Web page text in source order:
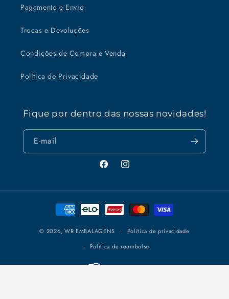
Pagamento e Envio
Trocas e Devoluções
Condições de Compra e Venda
Política de Privacidade
Fique por dentro das nossas novidades!
E-mail
FacebookInstagram
Formas
de
pagamento
© 2026, WR EMBALAGENS
Política de privacidade
Política de reembolso